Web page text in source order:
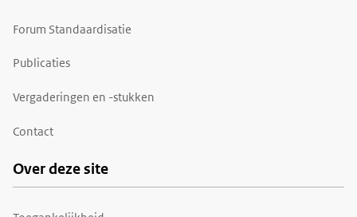
Forum Standaardisatie
Publicaties
Vergaderingen en -stukken
Contact
Over deze site